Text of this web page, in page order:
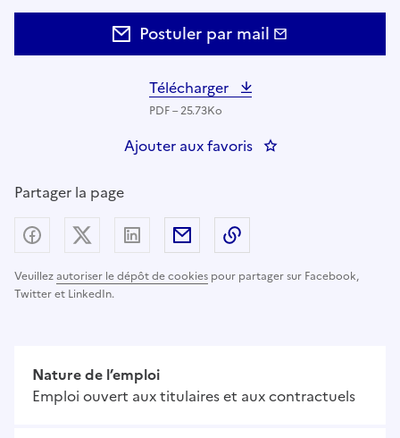
Postuler par mail
Télécharger
PDF – 25.73Ko
Ajouter aux favoris : EMPLOYE DE
Partager la page
Veuillezautoriser le dépôt de cookies pour partager sur Facebook,
Twitter et LinkedIn.
Partager sur Facebook
Partager sur X (anciennement Twitter) -
Partager sur LinkedIn
Partager par email
Nature de l’emploi
Emploi ouvert aux titulaires et aux contractuels